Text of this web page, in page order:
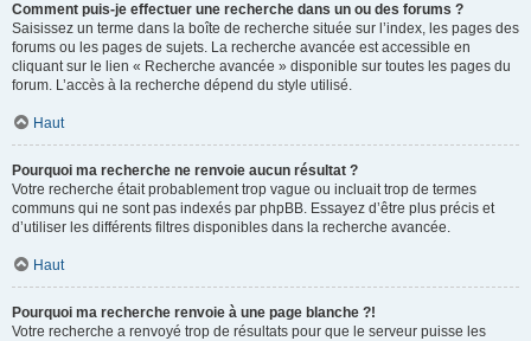
Comment puis-je effectuer une recherche dans un ou des forums ?
Saisissez un terme dans la boîte de recherche située sur l’index, les pages des
forums ou les pages de sujets. La recherche avancée est accessible en
cliquant sur le lien « Recherche avancée » disponible sur toutes les pages du
forum. L’accès à la recherche dépend du style utilisé.
Haut
Pourquoi ma recherche ne renvoie aucun résultat ?
Votre recherche était probablement trop vague ou incluait trop de termes
communs qui ne sont pas indexés par phpBB. Essayez d’être plus précis et
d’utiliser les différents filtres disponibles dans la recherche avancée.
Haut
Pourquoi ma recherche renvoie à une page blanche ?!
Votre recherche a renvoyé trop de résultats pour que le serveur puisse les